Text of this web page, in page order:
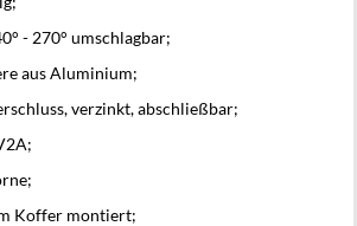
- 270° umschlagbar;
aus Aluminium;
verzinkt, abschließbar;
Koffer montiert;